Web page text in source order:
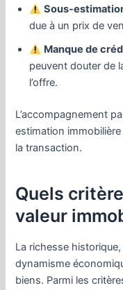
Sous-
due à un prix de
Manque de
peuvent douter de
l’offre.
L’accompagnement
estimation
la transaction.
Quels
valeur
La richesse
dynamisme
biens. Parmi les